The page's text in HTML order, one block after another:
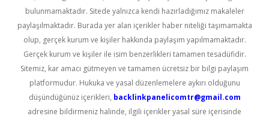
bulunmamaktadır. Sitede yalnızca kendi hazırladığımız makaleler
paylaşılmaktadır. Burada yer alan içerikler haber niteliği taşımamakta
olup, gerçek kurum ve kişiler hakkında paylaşım yapılmamaktadır.
Gerçek kurum ve kişiler ile isim benzerlikleri tamamen tesadüfidir.
Sitemiz, kar amacı gütmeyen ve tamamen ücretsiz bir bilgi paylaşım
platformudur. Hukuka ve yasal düzenlemelere aykırı olduğunu
düşündüğünüz içerikleri, backlinkpanelicomtr@gmail.com
adresine bildirmeniz halinde, ilgili içerikler yasal süre içerisinde